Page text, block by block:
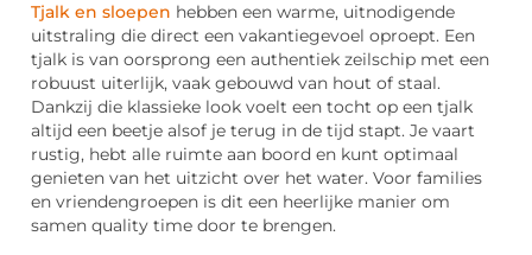
Tjalk en sloepen hebben een warme, uitnodigende
uitstraling die direct een vakantiegevoel oproept. Een
tjalk is van oorsprong een authentiek zeilschip met een
robuust uiterlijk, vaak gebouwd van hout of staal.
Dankzij die klassieke look voelt een tocht op een tjalk
altijd een beetje alsof je terug in de tijd stapt. Je vaart
rustig, hebt alle ruimte aan boord en kunt optimaal
genieten van het uitzicht over het water. Voor families
en vriendengroepen is dit een heerlijke manier om
samen quality time door te brengen.